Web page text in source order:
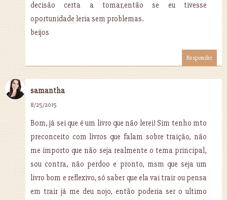
decisão certa a tomar,então se eu tivesse
oportunidade leria sem problemas.
beijos
Responder
samantha
8/25/2015
Bom, já sei que é um livro que não lerei! Sim tenho mto
preconceito com livros que falam sobre traição, não
me importo que não seja realmente o tema principal,
sou contra, não perdoo e pronto, msm que seja um
livro bom e reflexivo, só saber que ela vai trair ou pensa
em trair já me deu nojo, então poderia ser o ultimo